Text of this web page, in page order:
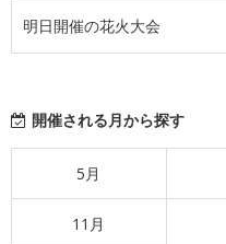
明日開催の花火大会
開催される月から探す
5月
11月